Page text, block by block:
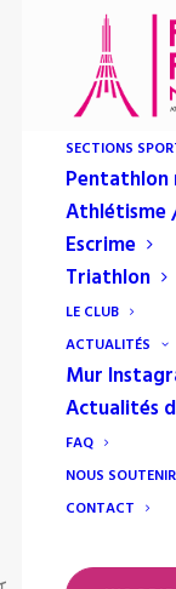
SECTIONS
Pentathlon
Athlétisme
Escrime
Triathlon
LE CLUB
ACTUALITÉS
Mur
Actualités
FAQ
NOUS SOUTENIR
CONTACT